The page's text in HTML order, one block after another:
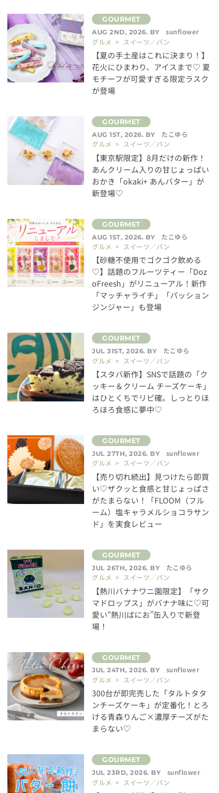
AUG 2ND, 2026. BY
sunflower
グルメ > スイーツ／パン
【夏の手土産はこれに決まり！】
花火にひまわり、アイスまで♡ 夏
モチーフが可愛すぎる限定ラスク
が登場
AUG 1ST, 2026. BY
たこゆら
グルメ > スイーツ／パン
【東京駅限定】8月だけの新作！
あんクリーム入りの甘じょっぱい
おかき「okaki+ あんバター」が
新登場♡
AUG 1ST, 2026. BY
たこゆら
グルメ > スイーツ／パン
【砂糖不使用でゴクゴク飲める
♡】話題のフルーツティー「Doz
oFreesh」がリニューアル！新作
「マッチャライチ」「パッション
ジンジャー」も登場
JUL 31ST, 2026. BY
たこゆら
グルメ > スイーツ／パン
【スタバ新作】SNSで話題の「ク
ッキー＆クリーム チーズケーキ」
はひとくちでリピ確。しっとりほ
ろほろ食感に夢中♡
JUL 27TH, 2026. BY
sunflower
グルメ > スイーツ／パン
【売り切れ続出】見つけたら即買
い♡ザクッと食感と甘じょっぱさ
がたまらない！「FLOOM（フル
ーム）塩キャラメルショコラサン
ド」を実食レビュー
JUL 26TH, 2026. BY
たこゆら
グルメ > スイーツ／パン
【熱川バナナワニ園限定】「サク
マドロップス」がバナナ味に♡可
愛い“熱川ばにお”缶入りで新登
場！
JUL 24TH, 2026. BY
sunflower
グルメ > スイーツ／パン
300台が即完売した「タルトタタ
ンチーズケーキ」が定番化！とろ
ける青森りんご×濃厚チーズがた
まらない♡
JUL 23RD, 2026. BY
sunflower
グルメ > スイーツ／パン